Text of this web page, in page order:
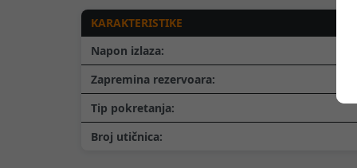
KARAKTERISTIKE
Napon izlaza:
Zapremina rezervoara:
Tip pokretanja:
Broj utičnica: